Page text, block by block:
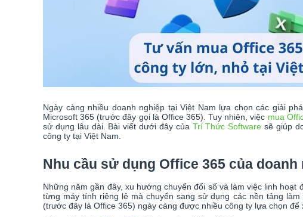
Ngày càng nhiều doanh nghiệp tại Việt Nam lựa chọn các giải
Microsoft 365 (trước đây gọi là Office 365). Tuy nhiên, việc mua
sử dụng lâu dài. Bài viết dưới đây của Trí Thức Software sẽ giúp
công ty tại Việt Nam.
Nhu cầu sử dụng Office 365 của doanh
Những năm gần đây, xu hướng chuyển đổi số và làm việc linh
từng máy tính riêng lẻ mà chuyển sang sử dụng các nền tảng
(trước đây là Office 365) ngày càng được nhiều công ty lựa chọn để